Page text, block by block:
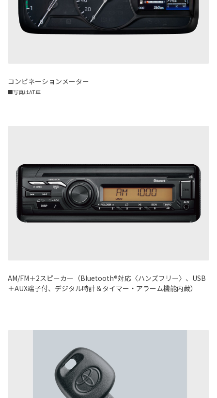
コンビネーションメーター
■写真はAT車
AM/FM＋2スピーカー（Bluetooth®対応〈ハンズフリー〉、USB
＋AUX端子付、デジタル時計＆タイマー・アラーム機能内蔵）